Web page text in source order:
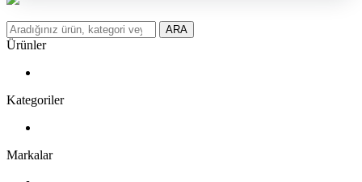
ARA
Ürünler
Kategoriler
Markalar